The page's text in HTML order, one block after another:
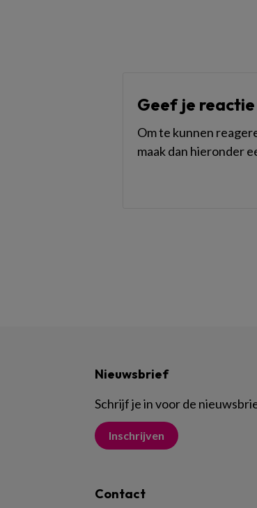
Geef je reactie
Om te kunnen
maak dan hieronder
Nieuwsbrief
Schrijf je in voor de
Inschrijven
Contact